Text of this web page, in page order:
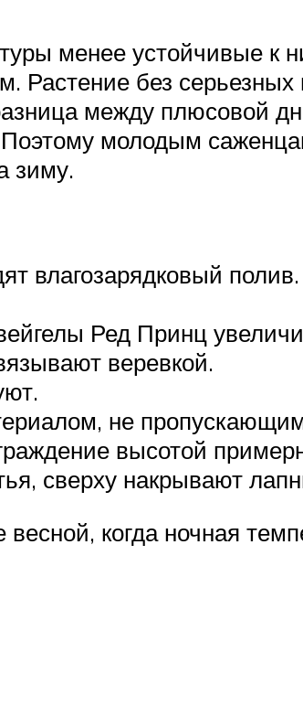
менее устойчивые к
Растение без
между плюсовой
молодым
зиму.
влагозарядковый полив.
Ред Принц
веревкой.
не
высотой
сверху накрывают
когда ночная